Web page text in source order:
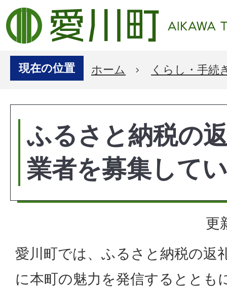
現在の位置 ホーム くらし・手続
ふるさと納税の
業者を募集して
更
愛川町では、ふるさと納税の返
に本町の魅力を発信するととも